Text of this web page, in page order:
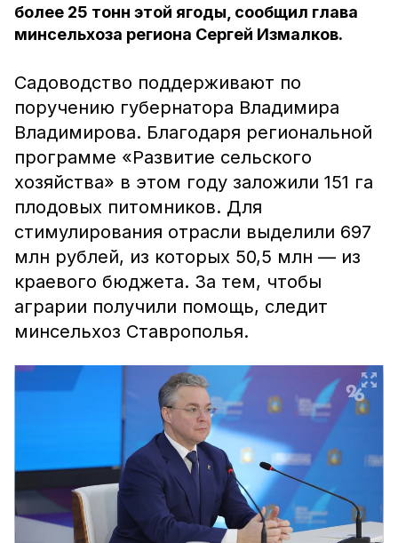
более 25 тонн этой ягоды, сообщил глава
минсельхоза региона Сергей Измалков.
Садоводство поддерживают по
поручению губернатора Владимира
Владимирова. Благодаря региональной
программе «Развитие сельского
хозяйства» в этом году заложили 151 га
плодовых питомников. Для
стимулирования отрасли выделили 697
млн рублей, из которых 50,5 млн — из
краевого бюджета. За тем, чтобы
аграрии получили помощь, следит
минсельхоз Ставрополья.